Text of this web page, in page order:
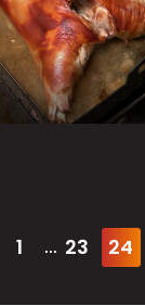
1 ... 23 24